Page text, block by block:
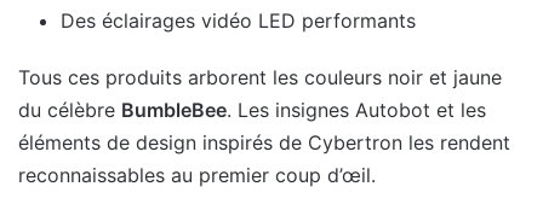
Des éclairages vidéo LED performants
Tous ces produits arborent les couleurs noir et jaune
du célèbre BumbleBee. Les insignes Autobot et les
éléments de design inspirés de Cybertron les rendent
reconnaissables au premier coup d’œil.